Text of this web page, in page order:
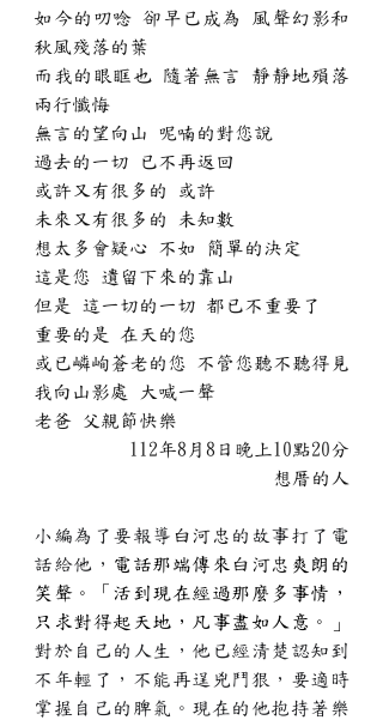
如今的叨唸 卻早已成為 風聲幻影和
秋風殘落的葉
而我的眼眶也 隨著無言 靜靜地殞落
兩行懺悔
無言的望向山 呢喃的對您說
過去的一切 已不再返回
或許又有很多的 或許
未來又有很多的 未知數
想太多會疑心 不如 簡單的決定
這是您 遺留下來的靠山
但是 這一切的一切 都已不重要了
重要的是 在天的您
或已嶙峋蒼老的您 不管您聽不聽得見
我向山影處 大喊一聲
老爸 父親節快樂
112年8月8日晚上10點20分
想厝的人
小編為了要報導 白河忠 的故事打了電
話給他， 電話那端傳來 白河忠 爽朗的
笑聲。「活到現在經過那麼多事情，
只求對得起天地，凡事盡如人意。」
對於自己的人生，他已經清楚認知到
不年輕了，不能再逞兇鬥狠，要適時
掌握自己的脾氣。現在的他抱持著樂